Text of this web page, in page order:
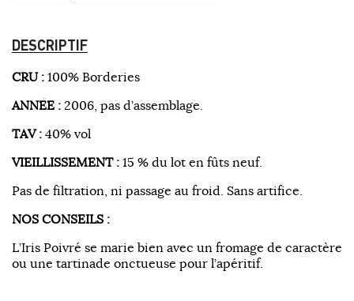
DESCRIPTIF
CRU : 100% Borderies
ANNÉE : 2006, pas d’assemblage.
TAV : 40% vol
VIEILLISSEMENT : 15 % du lot en fûts neuf.
Pas de filtration, ni passage au froid. Sans artifice.
NOS CONSEILS :
L’Iris Poivré se marie bien avec un fromage de caractère
ou une tartinade onctueuse pour l’apéritif.